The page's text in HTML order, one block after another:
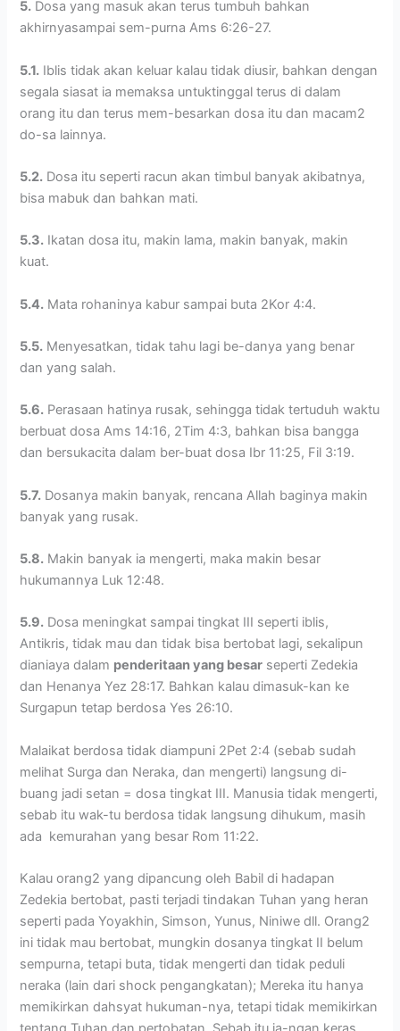
5. Dosa yang masuk akan terus tumbuh bahkan
akhirnyasampai sem-purna Ams 6:26-27.
5.1. Iblis tidak akan keluar kalau tidak diusir, bahkan dengan
segala siasat ia memaksa untuktinggal terus di dalam
orang itu dan terus mem-besarkan dosa itu dan macam2
do-sa lainnya.
5.2. Dosa itu seperti racun akan timbul banyak akibatnya,
bisa mabuk dan bahkan mati.
5.3. Ikatan dosa itu, makin lama, makin banyak, makin
kuat.
5.4. Mata rohaninya kabur sampai buta 2Kor 4:4.
5.5. Menyesatkan, tidak tahu lagi be-danya yang benar
dan yang salah.
5.6. Perasaan hatinya rusak, sehingga tidak tertuduh waktu
berbuat dosa Ams 14:16, 2Tim 4:3, bahkan bisa bangga
dan bersukacita dalam ber-buat dosa Ibr 11:25, Fil 3:19.
5.7. Dosanya makin banyak, rencana Allah baginya makin
banyak yang rusak.
5.8. Makin banyak ia mengerti, maka makin besar
hukumannya Luk 12:48.
5.9. Dosa meningkat sampai tingkat III seperti iblis,
Antikris, tidak mau dan tidak bisa bertobat lagi, sekalipun
dianiaya dalam penderitaan yang besar seperti Zedekia
dan Henanya Yez 28:17. Bahkan kalau dimasuk-kan ke
Surgapun tetap berdosa Yes 26:10.
Malaikat berdosa tidak diampuni 2Pet 2:4 (sebab sudah
melihat Surga dan Neraka, dan mengerti) langsung di-
buang jadi setan = dosa tingkat III. Manusia tidak mengerti,
sebab itu wak-tu berdosa tidak langsung dihukum, masih
ada kemurahan yang besar Rom 11:22.
Kalau orang2 yang dipancung oleh Babil di hadapan
Zedekia bertobat, pasti terjadi tindakan Tuhan yang heran
seperti pada Yoyakhin, Simson, Yunus, Niniwe dll. Orang2
ini tidak mau bertobat, mungkin dosanya tingkat II belum
sempurna, tetapi buta, tidak mengerti dan tidak peduli
neraka (lain dari shock pengangkatan); Mereka itu hanya
memikirkan dahsyat hukuman-nya, tetapi tidak memikirkan